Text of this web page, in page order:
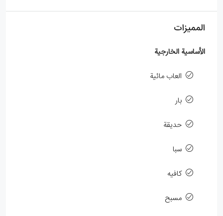
المميزات
الأساسية الخارجية
العاب مائية
بار
حديقة
سبا
كافيه
مسبح